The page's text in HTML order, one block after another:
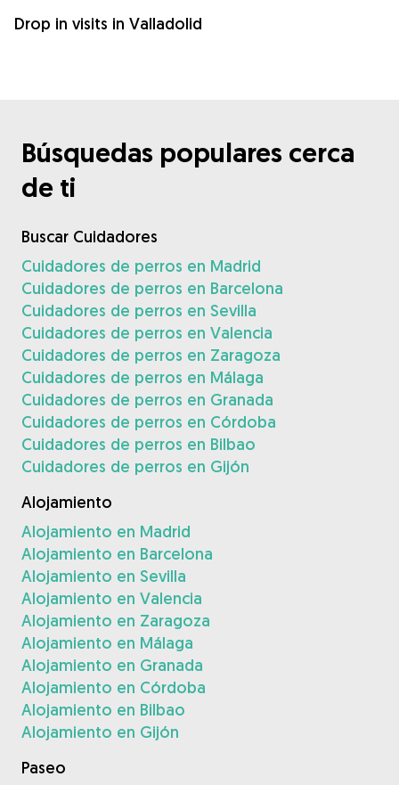
Drop in visits in Valladolid
Búsquedas populares cerca
de ti
Buscar Cuidadores
Cuidadores de perros en Madrid
Cuidadores de perros en Barcelona
Cuidadores de perros en Sevilla
Cuidadores de perros en Valencia
Cuidadores de perros en Zaragoza
Cuidadores de perros en Málaga
Cuidadores de perros en Granada
Cuidadores de perros en Córdoba
Cuidadores de perros en Bilbao
Cuidadores de perros en Gijón
Alojamiento
Alojamiento en Madrid
Alojamiento en Barcelona
Alojamiento en Sevilla
Alojamiento en Valencia
Alojamiento en Zaragoza
Alojamiento en Málaga
Alojamiento en Granada
Alojamiento en Córdoba
Alojamiento en Bilbao
Alojamiento en Gijón
Paseo